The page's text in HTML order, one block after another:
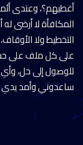
أغطيهم؟، وعندى
المكافأة لا أرضى له
التخطيط ولا
على كل ملف على
للوصول إلى حل،
ساعدوني وأمد يدي